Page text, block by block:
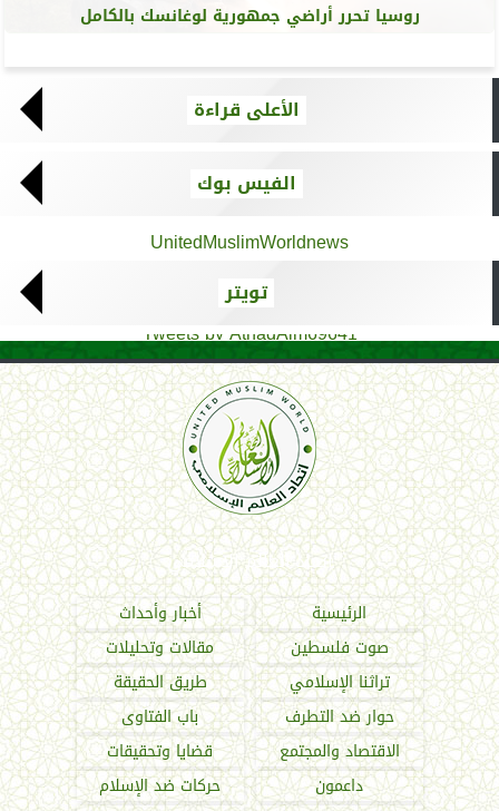
روسيا تحرر أراضي جمهورية لوغانسك بالكامل
الأعلى قراءة
الفيس بوك
UnitedMuslimWorldnews
تويتر
Tweets by AthadAlm69641
اتحاد العالم الإسلامي
الرئيسية
أخبار وأحداث
صوت فلسطين
مقالات وتحليلات
تراثنا الإسلامي
طريق الحقيقة
حوار ضد التطرف
باب الفتاوى
الاقتصاد والمجتمع
قضايا وتحقيقات
داعمون
حركات ضد الإسلام